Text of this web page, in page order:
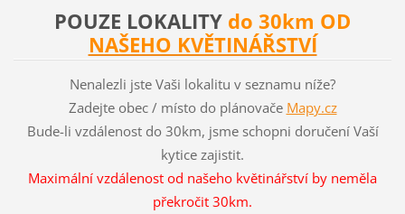
POUZE LOKALITY do 30km OD
NAŠEHO KVĚTINÁŘSTVÍ
Nenalezli jste Vaši lokalitu v seznamu níže?
Zadejte obec / místo do plánovače Mapy.cz
Bude-li vzdálenost do 30km, jsme schopni doručení Vaší
kytice zajistit.
Maximální vzdálenost od našeho květinářství by neměla
překročit 30km.